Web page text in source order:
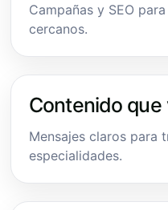
Campañas y SEO
cercanos.
Contenido que
Mensajes claros para
especialidades.